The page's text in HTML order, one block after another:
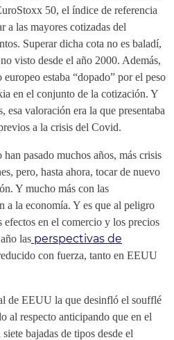
50, el índice de referencia
a las mayores cotizadas del
Superar dicha cota no es baladí,
visto desde el año 2000. Además,
estaba “dopado” por el peso
en el conjunto de la cotización. Y
esa valoración era la que presentaba
a la crisis del Covid.
pasado muchos años, más crisis
pero, hasta ahora, tocar de nuevo
Y mucho más con las
a la economía. Y es que al peligro
efectos en el comercio y los precios
las perspectivas de
con fuerza, tanto en EEUU
de EEUU la que desinfló el soufflé
al respecto anticipando que en el
bajadas de tipos desde el